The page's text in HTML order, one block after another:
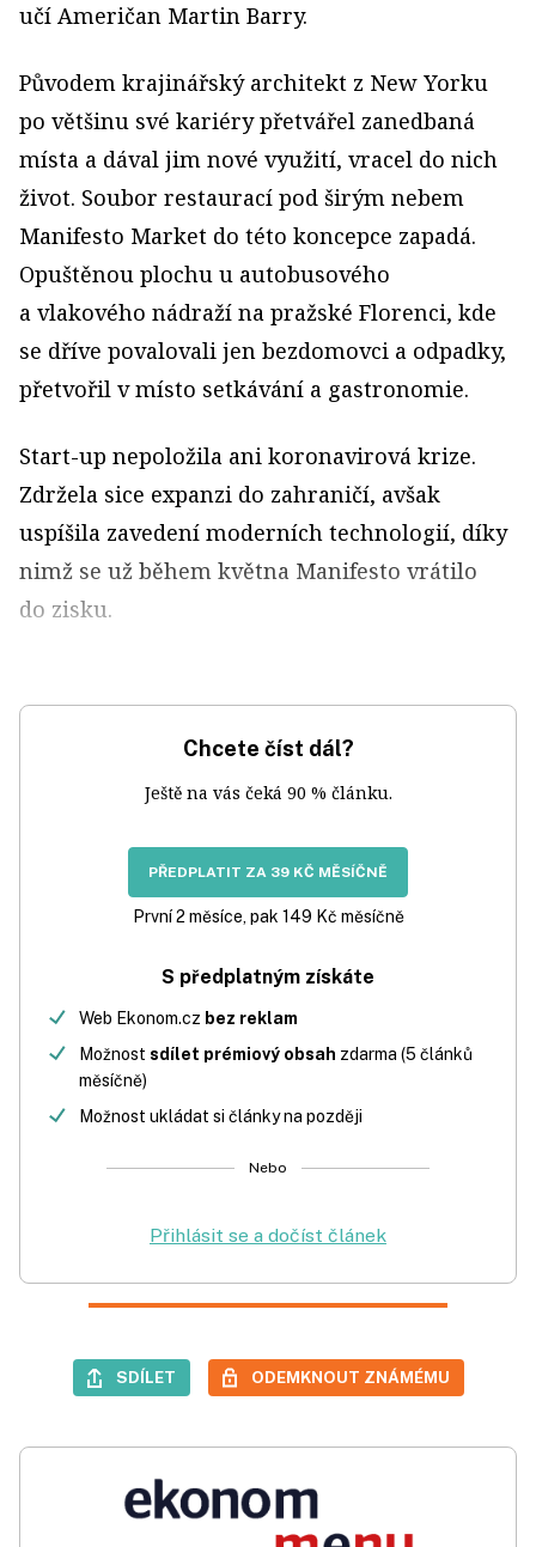
učí Američan Martin Barry.
Původem krajinářský architekt z New Yorku
po většinu své kariéry přetvářel zanedbaná
místa a dával jim nové využití, vracel do nich
život. Soubor restaurací pod širým nebem
Manifesto Market do této koncepce zapadá.
Opuštěnou plochu u autobusového
a vlakového nádraží na pražské Florenci, kde
se dříve povalovali jen bezdomovci a odpadky,
přetvořil v místo setkávání a gastronomie.
Start-up nepoložila ani koronavirová krize.
Zdržela sice expanzi do zahraničí, avšak
uspíšila zavedení moderních technologií, díky
nimž se už během května Manifesto vrátilo
do zisku.
Chcete číst dál?
Ještě na vás čeká 90 % článku.
PŘEDPLATIT ZA 39 KČ MĚSÍČNĚ
První 2 měsíce, pak 149 Kč měsíčně
S předplatným získáte
Web Ekonom.cz bez reklam
Možnost sdílet prémiový obsah zdarma (5 článků
měsíčně)
Možnost ukládat si články na později
Nebo
Přihlásit se a dočíst článek
SDÍLET ODEMKNOUT ZNÁMÉMU